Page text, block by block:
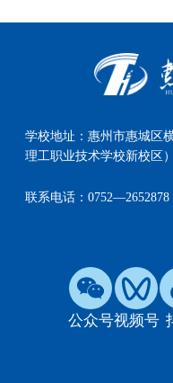
学校地址：惠州市惠城区
理工职业技术学校新校区）
联系电话：0752—2652878
公众号视频号